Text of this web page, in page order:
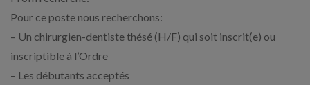
Pour ce poste nous recherchons:
– Un chirurgien-dentiste thésé (H/F) qui soit inscrit(e) ou
inscriptible à l’Ordre
– Les débutants acceptés